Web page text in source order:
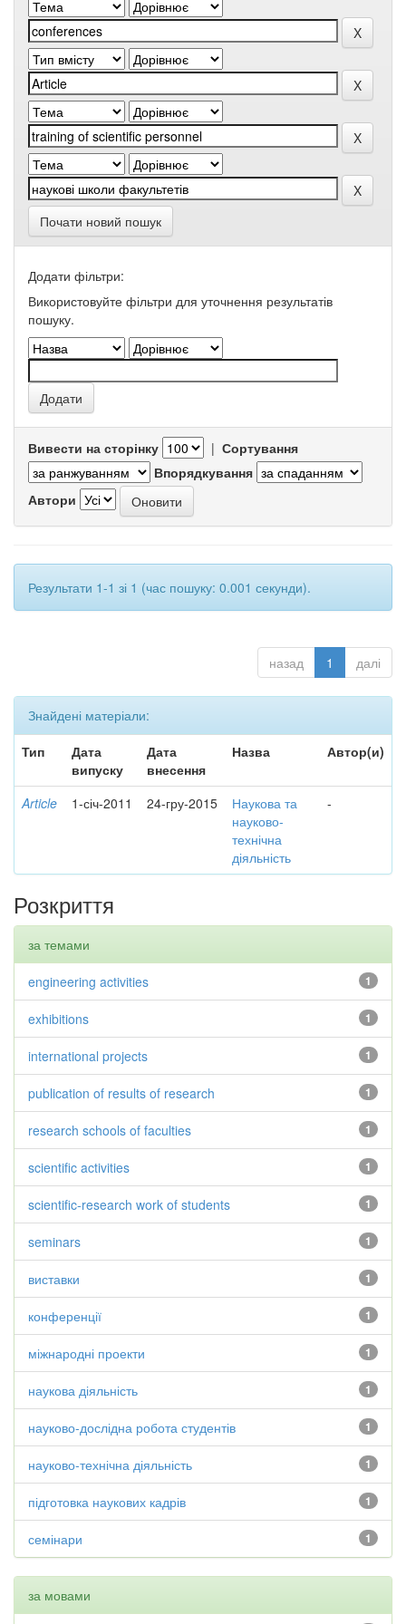
Почати новий пошук
Додати фільтри:
Використовуйте фільтри для уточнення результатів
пошуку.
Вивести на сторінку | Сортування
Впорядкування
Автори
Результати 1-1 зі 1 (час пошуку: 0.001 секунди).
назад 1 далі
Знайдені матеріали:
Тип
Дата
випуску
Дата
внесення
Назва Автор(и)
Article 1-січ-2011 24-гру-2015
Наукова та
науково-
технічна
діяльність
-
Розкриття
за темами
1
engineering activities
1
exhibitions
1
international projects
1
publication of results of research
1
research schools of faculties
1
scientific activities
1
scientific-research work of students
1
seminars
1
виставки
1
конференції
1
міжнародні проекти
1
наукова діяльність
1
науково-дослідна робота студентів
1
науково-технічна діяльність
1
підготовка наукових кадрів
1
семінари
за мовами